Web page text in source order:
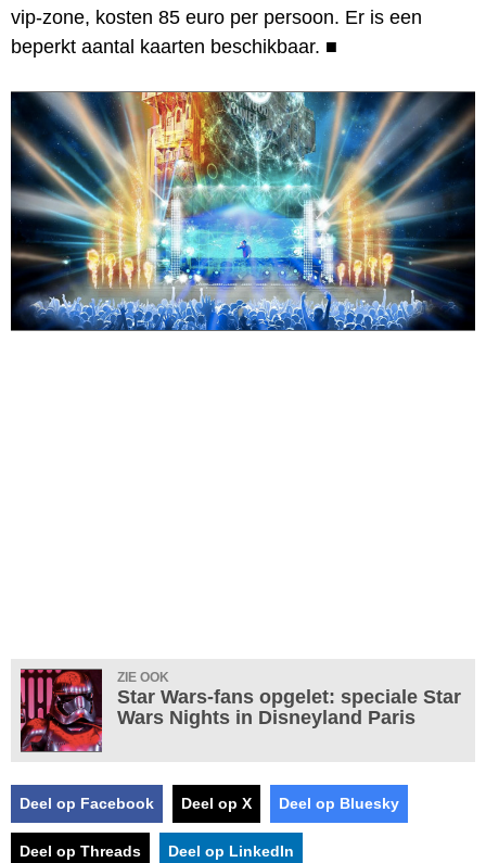
vip-zone, kosten 85 euro per persoon. Er is een
beperkt aantal kaarten beschikbaar. ■
ZIE OOK
Star Wars-fans opgelet: speciale Star
Wars Nights in Disneyland Paris
Deel op Facebook Deel op X Deel op Bluesky
Deel op Threads Deel op LinkedIn